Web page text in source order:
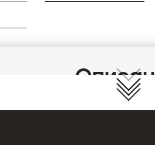
канал Indiana Line Diva 7 black